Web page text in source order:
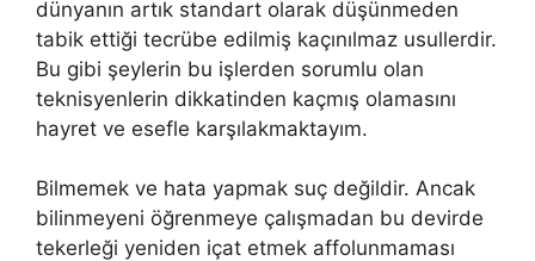
dünyanın artık standart olarak düşünmeden
tabik ettiği tecrübe edilmiş kaçınılmaz usullerdir.
Bu gibi şeylerin bu işlerden sorumlu olan
teknisyenlerin dikkatinden kaçmış olamasını
hayret ve esefle karşılakmaktayım.
Bilmemek ve hata yapmak suç değildir. Ancak
bilinmeyeni öğrenmeye çalışmadan bu devirde
tekerleği yeniden içat etmek affolunmaması